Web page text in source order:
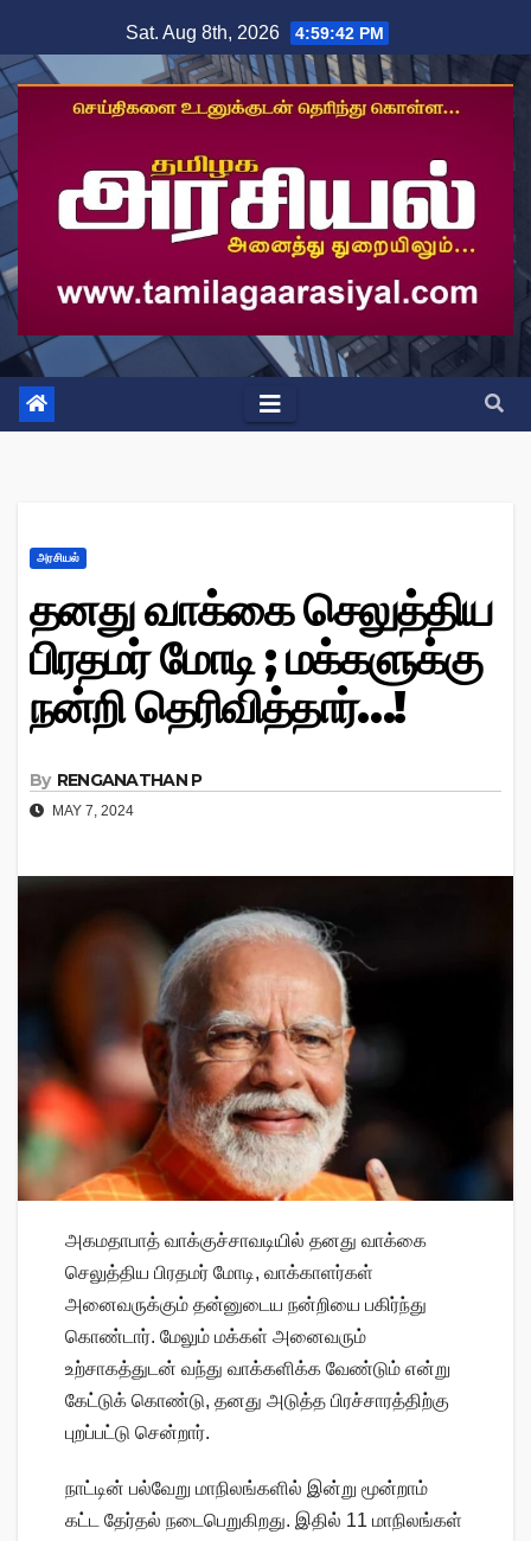
to
content
Sat. Aug 8th, 2026 4:59:43 PM
அரசியல்
தனது வாக்கை செலுத்திய
பிரதமர் மோடி ; மக்களுக்கு
நன்றி தெரிவித்தார்…!
By RENGANATHAN P
MAY 7, 2024
அகமதாபாத் வாக்குச்சாவடியில் தனது வாக்கை
செலுத்திய பிரதமர் மோடி, வாக்காளர்கள்
அனைவருக்கும் தன்னுடைய நன்றியை பகிர்ந்து
கொண்டார். மேலும் மக்கள் அனைவரும்
உற்சாகத்துடன் வந்து வாக்களிக்க வேண்டும் என்று
கேட்டுக் கொண்டு, தனது அடுத்த பிரச்சாரத்திற்கு
புறப்பட்டு சென்றார்.
நாட்டின் பல்வேறு மாநிலங்களில் இன்று மூன்றாம்
கட்ட தேர்தல் நடைபெறுகிறது. இதில் 11 மாநிலங்கள்